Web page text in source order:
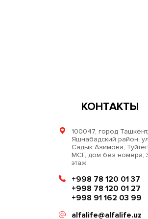
КОНТАКТЫ
100047, город Ташкент,
Яшнабадский район,
Садык Азимова,
МСГ, дом без номера,
этаж.
+998 78 120 01 37
+998 78 120 01 27
+998 91 162 03 99
alfalife@alfalife.uz